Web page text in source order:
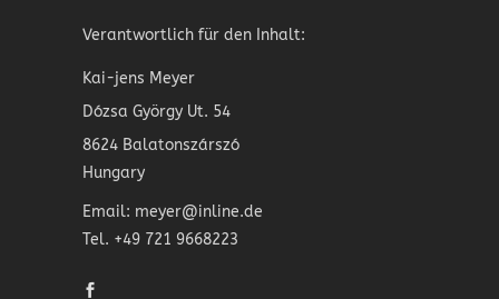
Verantwortlich für den Inhalt:
Kai-jens Meyer
Dózsa György Ut. 54
8624 Balatonszárszó
Hungary
Email: meyer@inline.de
Tel. +49 721 9668223